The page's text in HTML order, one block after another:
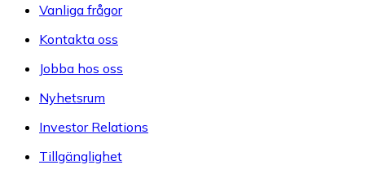
Vanliga frågor
Kontakta oss
Jobba hos oss
Nyhetsrum
Investor Relations
Tillgänglighet